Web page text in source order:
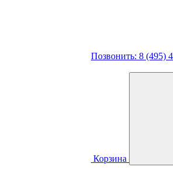
Позвонить: 8 (495)
Корзина